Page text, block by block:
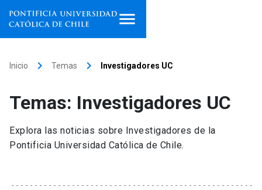
Facultades, escuelas e
institutos
Internacionalización launch
Inicio keyboard_arrow_right Temas keyboard_arrow_right Investigadores UC
Temas: Investigadores UC
Explora las noticias sobre Investigadores de la
Pontificia Universidad Católica de Chile.